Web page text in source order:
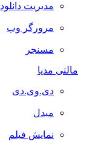
مدیریت دانلود
مرورگر وب
مسنجر
مالتی مدیا
دی.وی.دی
مبدل
نمایش فیلم